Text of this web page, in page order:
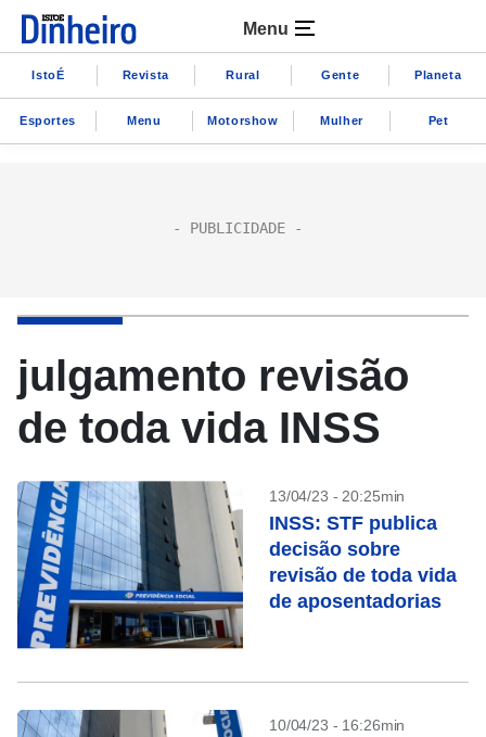
Menu
IstoÉ Revista Rural Gente Planeta
Esportes Menu Motorshow Mulher Pet
julgamento revisão
de toda vida INSS
13/04/23 - 20:25min
INSS: STF publica
decisão sobre
revisão de toda vida
de aposentadorias
10/04/23 - 16:26min